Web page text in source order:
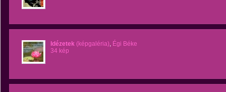
Idézetek (képgaléria), Égi Béke
34 kép